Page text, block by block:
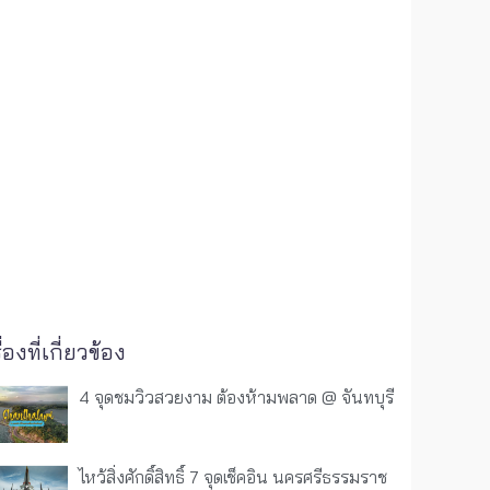
องที่เกี่ยวข้อง
4 จุดชมวิวสวยงาม ต้องห้ามพลาด @ จันทบุรี
ไหว้สิ่งศักดิ์สิทธิ์ 7 จุดเช็คอิน นครศรีธรรมราช